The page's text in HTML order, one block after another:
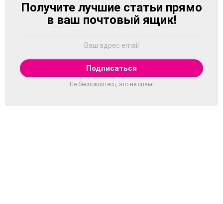
NEWSLETTER
Получите лучшие статьи прямо
в ваш почтовый ящик!
Не беспокойтесь, это не спам!